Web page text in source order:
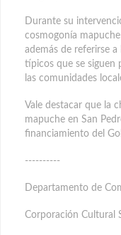
Durante su
cosmogonía
además de referirse
típicos que se siguen
las comunidades
Vale destacar que la
mapuche en San
financiamiento del
----------
Departamento de
Corporación Cultural